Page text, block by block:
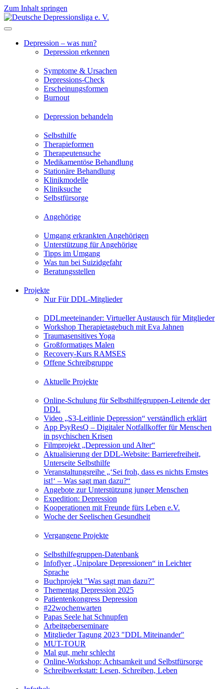
Zum Inhalt springen
Depression – was nun?
Depression erkennen
Symptome & Ursachen
Depressions-Check
Erscheinungsformen
Burnout
Depression behandeln
Selbsthilfe
Therapieformen
Therapeutensuche
Medikamentöse Behandlung
Stationäre Behandlung
Klinikmodelle
Kliniksuche
Selbstfürsorge
Angehörige
Umgang erkrankten Angehörigen
Unterstützung für Angehörige
Tipps im Umgang
Was tun bei Suizidgefahr
Beratungsstellen
Projekte
Nur Für DDL-Mitglieder
DDLmeeteinander: Virtueller Austausch für Mitglieder
Workshop Therapietagebuch mit Eva Jahnen
Traumasensitives Yoga
Großformatiges Malen
Recovery-Kurs RAMSES
Offene Schreibgruppe
Aktuelle Projekte
Online-Schulung für Selbsthilfegruppen-Leitende der
DDL
Video „S3-Leitlinie Depression“ verständlich erklärt
App PsyResQ – Digitaler Notfallkoffer für Menschen
in psychischen Krisen
Filmprojekt „Depression und Alter“
Aktualisierung der DDL-Website: Barrierefreiheit,
Unterseite Selbsthilfe
Veranstaltungsreihe „‘Sei froh, dass es nichts Ernstes
ist!‘ – Was sagt man dazu?“
Angebote zur Unterstützung junger Menschen
Expedition: Depression
Kooperationen mit Freunde fürs Leben e.V.
Woche der Seelischen Gesundheit
Vergangene Projekte
Selbsthilfegruppen-Datenbank
Infoflyer „Unipolare Depressionen“ in Leichter
Sprache
Buchprojekt "Was sagt man dazu?"
Thementag Depression 2025
Patientenkongress Depression
#22wochenwarten
Papas Seele hat Schnupfen
Arbeitgeberseminare
Mitglieder Tagung 2023 "DDL Miteinander"
MUT-TOUR
Mal gut, mehr schlecht
Online-Workshop: Achtsamkeit und Selbstfürsorge
Schreibwerkstatt: Lesen, Schreiben, Leben